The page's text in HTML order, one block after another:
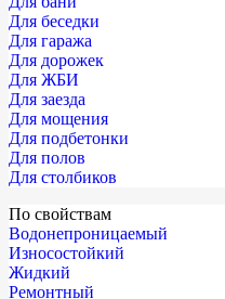
Для беседки
Для гаража
Для дорожек
Для ЖБИ
Для заезда
Для мощения
Для подбетонки
Для полов
Для столбиков
По свойствам
Водонепроницаемый
Износостойкий
Жидкий
Ремонтный